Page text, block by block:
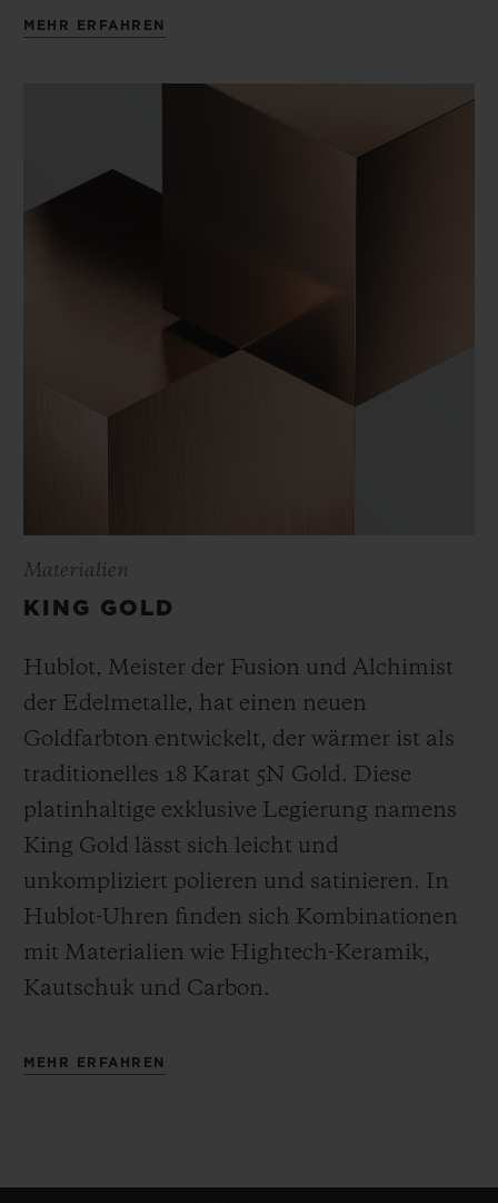
MEHR ERFAHREN
Materialien
KING GOLD
Hublot, Meister der Fusion und Alchimist
der Edelmetalle, hat einen neuen
Goldfarbton entwickelt, der wärmer ist als
traditionelles 18 Karat 5N Gold. Diese
platinhaltige exklusive Legierung namens
King Gold lässt sich leicht und
unkompliziert polieren und satinieren. In
Hublot-Uhren finden sich Kombinationen
mit Materialien wie Hightech-Keramik,
Kautschuk und Carbon.
MEHR ERFAHREN